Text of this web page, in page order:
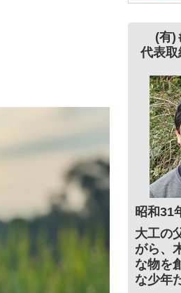
(有)
代表
昭和31
大工の
がら、
な物を
な少年